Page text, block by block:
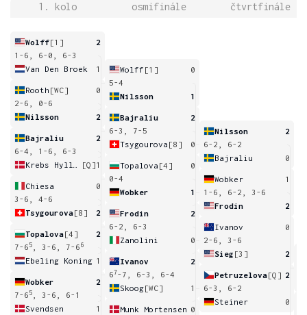
1. kolo osmifinále čtvrtfinále
Wolff[1]
2
1-6, 6-0, 6-3
Van Den Broek
1
Rooth [WC]
0
2-6, 0-6
Nilsson
2
Bajraliu
2
6-4, 1-6, 6-3
[Q]1
Chiesa
0
3-6, 4-6
Tsygourova[8] 2
Topalova[4]
2
7-6 5 , 3-6, 7-6 6
Ebeling Koning 1
Wobker
2
7-6 5
, 3-6, 6-1
Svendsen
1
Wolff [1]
0
5-4
Nilsson
1
Bajraliu
2
6-3, 7-5
Tsygourova [8] 0
Topalova [4]
0
0-4
Wobker
1
Frodin
2
6-2, 6-3
Zanolini
0
Ivanov
2
67-7, 6-3, 6-4
Skoog[WC] 1
Munk Mortensen 0
Nilsson
2
6-2, 6-2
Bajraliu
0
Wobker
1
1-6, 6-2, 3-6
Frodin
2
Ivanov
0
2-6, 3-6
Sieg [3] 2
Petruzelova[Q] 2
6-3, 6-2
Steiner
0